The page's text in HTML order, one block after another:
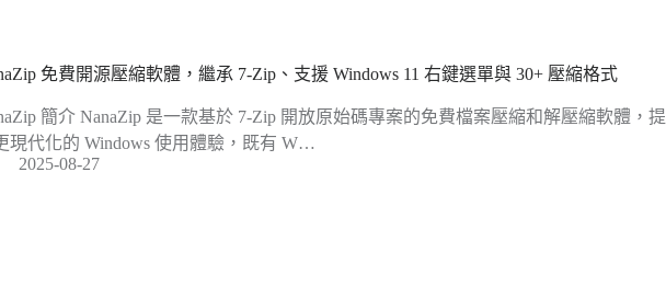
免費開源壓縮軟體，繼承 7‑Zip、支援 Windows 11 右鍵選單與 30+ 壓縮格式
簡介 NanaZip 是一款基於 7-Zip 開放原始碼專案的免費檔案壓縮和解壓縮軟體，提
現代化的 Windows 使用體驗，既有 W…
2025-08-27